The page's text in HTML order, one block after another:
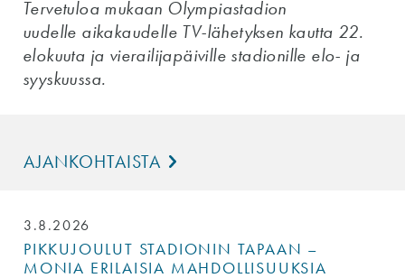
Tervetuloa mukaan Olympiastadion
uudelle aikakaudelle TV-lähetyksen kautta 22.
elokuuta ja vierailijapäiville stadionille elo- ja
syyskuussa.
AJANKOHTAISTA
3.8.2026
PIKKUJOULUT STADIONIN TAPAAN –
MONIA ERILAISIA MAHDOLLISUUKSIA